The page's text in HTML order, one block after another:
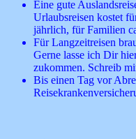
Eine gute
Urlaubsreisen kostet
jährlich, für Familien
Für Langzeitreisen
Gerne lasse ich Dir
zukommen. Schreib
Bis einen Tag vor